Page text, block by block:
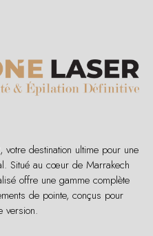
, votre destination ultime pour une
Situé au cœur de Marrakech
offre une gamme complète
de pointe, conçus pour
version.